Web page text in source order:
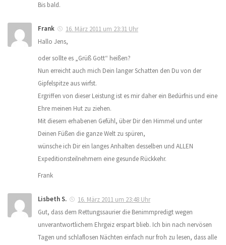
Bis bald.
Frank
16. März 2011 um 23:31 Uhr
Hallo Jens,
oder sollte es „Grüß Gott“ heißen?
Nun erreicht auch mich Dein langer Schatten den Du von der
Gipfelspitze aus wirfst.
Ergriffen von dieser Leistung ist es mir daher ein Bedürfnis und eine
Ehre meinen Hut zu ziehen.
Mit diesem erhabenen Gefühl, über Dir den Himmel und unter
Deinen Füßen die ganze Welt zu spüren,
wünsche ich Dir ein langes Anhalten desselben und ALLEN
Expeditionsteilnehmern eine gesunde Rückkehr.
Frank
Lisbeth S.
16. März 2011 um 23:48 Uhr
Gut, dass dem Rettungssaurier die Benimmpredigt wegen
unverantwortlichem Ehrgeiz erspart blieb. Ich bin nach nervösen
Tagen und schlaflosen Nächten einfach nur froh zu lesen, dass alle